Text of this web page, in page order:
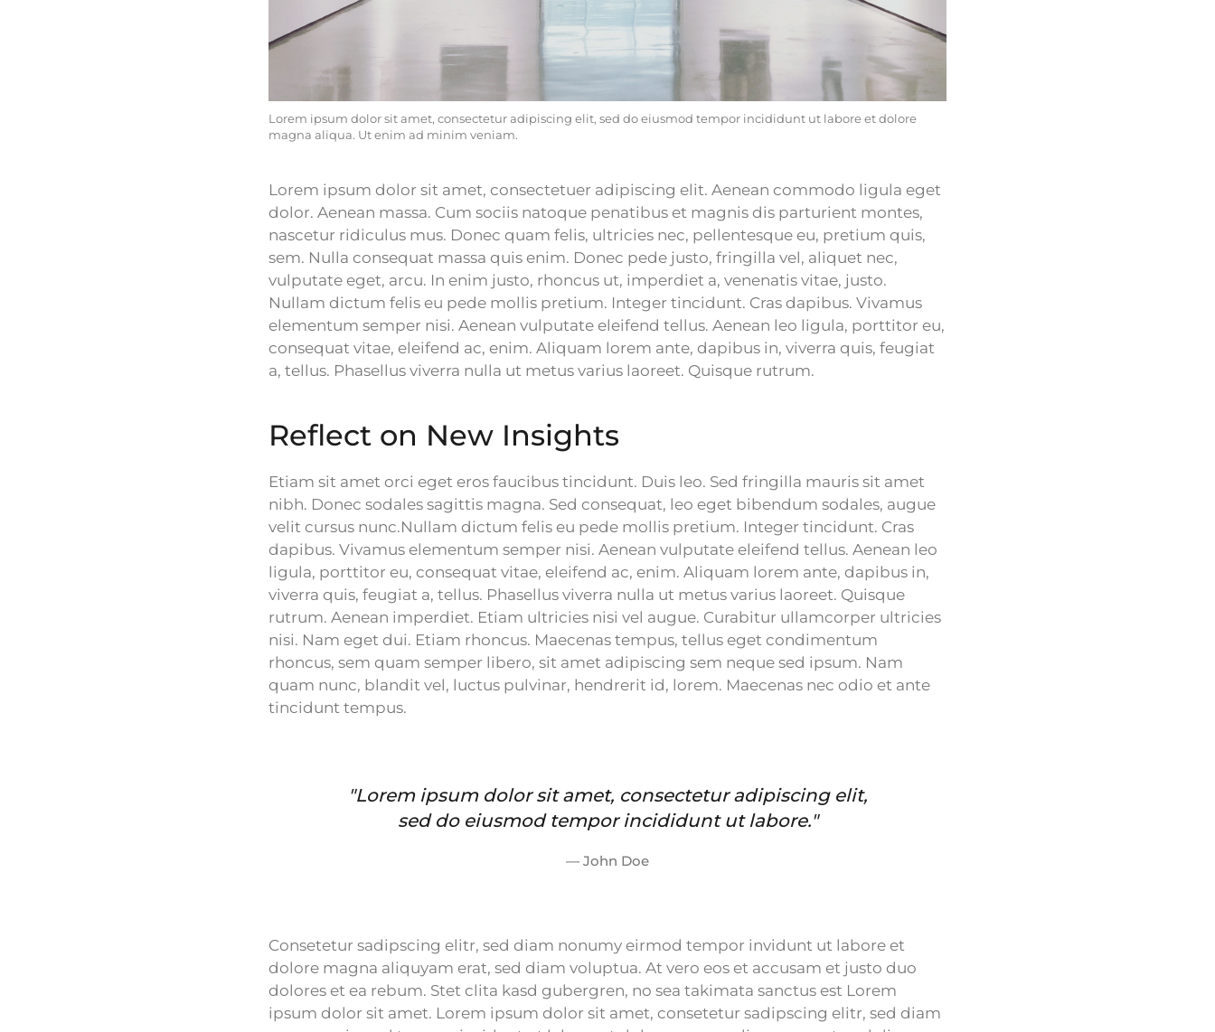
Lorem ipsum dolor sit amet, consectetur adipiscing elit, sed do eiusmod tempor incididunt ut labore et dolore
magna aliqua. Ut enim ad minim veniam.
Lorem ipsum dolor sit amet, consectetuer adipiscing elit. Aenean commodo ligula eget
dolor. Aenean massa. Cum sociis natoque penatibus et magnis dis parturient montes,
nascetur ridiculus mus. Donec quam felis, ultricies nec, pellentesque eu, pretium quis,
sem. Nulla consequat massa quis enim. Donec pede justo, fringilla vel, aliquet nec,
vulputate eget, arcu. In enim justo, rhoncus ut, imperdiet a, venenatis vitae, justo.
Nullam dictum felis eu pede mollis pretium. Integer tincidunt. Cras dapibus. Vivamus
elementum semper nisi. Aenean vulputate eleifend tellus. Aenean leo ligula, porttitor eu,
consequat vitae, eleifend ac, enim. Aliquam lorem ante, dapibus in, viverra quis, feugiat
a, tellus. Phasellus viverra nulla ut metus varius laoreet. Quisque rutrum.
Reflect on New Insights
Etiam sit amet orci eget eros faucibus tincidunt. Duis leo. Sed fringilla mauris sit amet
nibh. Donec sodales sagittis magna. Sed consequat, leo eget bibendum sodales, augue
velit cursus nunc.Nullam dictum felis eu pede mollis pretium. Integer tincidunt. Cras
dapibus. Vivamus elementum semper nisi. Aenean vulputate eleifend tellus. Aenean leo
ligula, porttitor eu, consequat vitae, eleifend ac, enim. Aliquam lorem ante, dapibus in,
viverra quis, feugiat a, tellus. Phasellus viverra nulla ut metus varius laoreet. Quisque
rutrum. Aenean imperdiet. Etiam ultricies nisi vel augue. Curabitur ullamcorper ultricies
nisi. Nam eget dui. Etiam rhoncus. Maecenas tempus, tellus eget condimentum
rhoncus, sem quam semper libero, sit amet adipiscing sem neque sed ipsum. Nam
quam nunc, blandit vel, luctus pulvinar, hendrerit id, lorem. Maecenas nec odio et ante
tincidunt tempus.
"Lorem ipsum dolor sit amet, consectetur adipiscing elit,
sed do eiusmod tempor incididunt ut labore."
John Doe
Consetetur sadipscing elitr, sed diam nonumy eirmod tempor invidunt ut labore et
dolore magna aliquyam erat, sed diam voluptua. At vero eos et accusam et justo duo
dolores et ea rebum. Stet clita kasd gubergren, no sea takimata sanctus est Lorem
ipsum dolor sit amet. Lorem ipsum dolor sit amet, consetetur sadipscing elitr, sed diam